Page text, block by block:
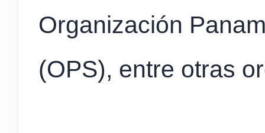
Organización
(OPS), entre otras